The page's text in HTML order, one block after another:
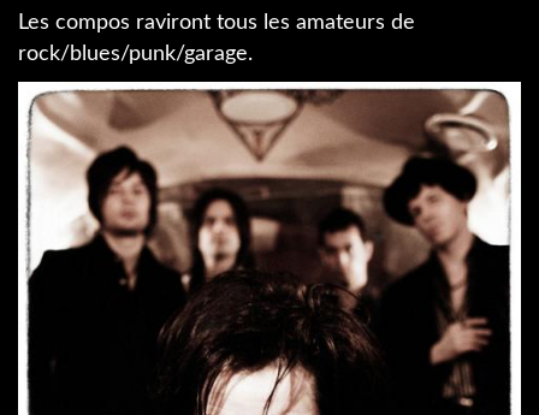
Les compos raviront tous les amateurs de
rock/blues/punk/garage.